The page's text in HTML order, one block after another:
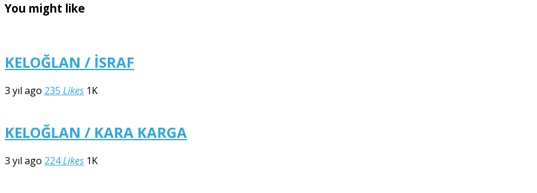
You might like
KELOĞLAN / İSRAF
3 yıl ago 235 Likes 1K
KELOĞLAN / KARA KARGA
3 yıl ago 224Likes 1K